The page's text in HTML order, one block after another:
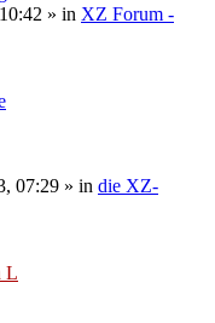
» in XZ Forum -
07:29 » in die XZ-
L